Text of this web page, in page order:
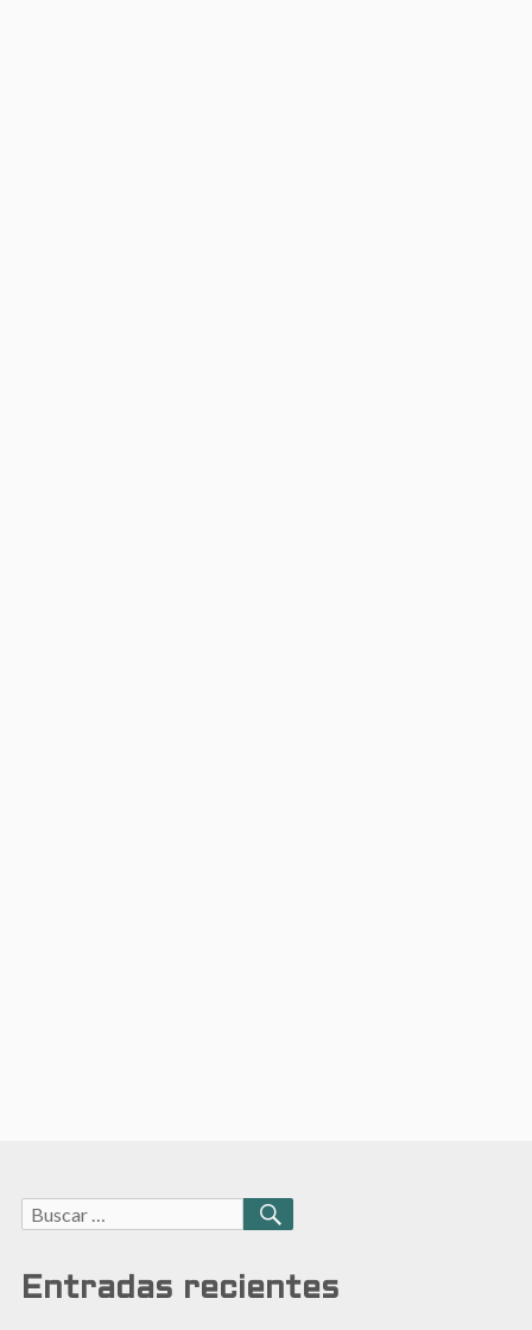
Buscar:
BUSCAR
Entradas recientes